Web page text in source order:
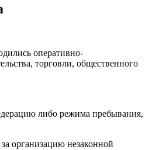
оперативно-
торговли, общественного
либо режима пребывания,
организацию незаконной